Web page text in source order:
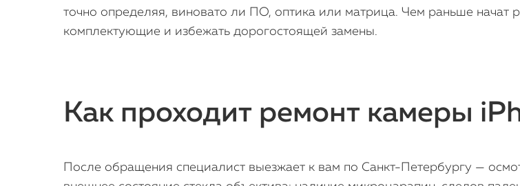
точно определяя, виновато ли ПО, оптика или матрица. Чем раньше начат
комплектующие и избежать дорогостоящей замены.
Как проходит ремонт камеры
После обращения специалист выезжает к вам по Санкт-Петербургу —